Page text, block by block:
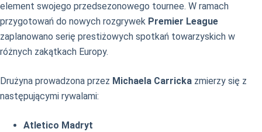
element swojego przedsezonowego tournee. W ramach
przygotowań do nowych rozgrywek Premier League
zaplanowano serię prestiżowych spotkań towarzyskich w
różnych zakątkach Europy.
Drużyna prowadzona przez Michaela Carricka zmierzy się z
następującymi rywalami:
Atletico Madryt